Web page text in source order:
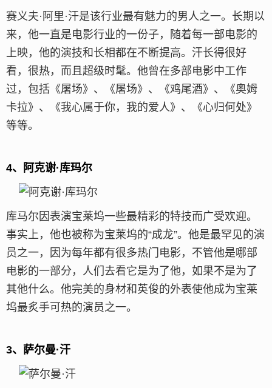
赛义夫·阿里·汗是该行业最有魅力的男人之一。长期以
来，他一直是电影行业的一份子，随着每一部电影的
上映，他的演技和长相都在不断提高。汗长得很好
看，很热，而且超级时髦。他曾在多部电影中工作
过，包括《屠场》、《屠场》、《鸡尾酒》、《奥姆
卡拉》、《我心属于你，我的爱人》、《心归何处》
等等。
4、阿克谢·库玛尔
库马尔因表演宝莱坞一些最精彩的特技而广受欢迎。
事实上，他也被称为宝莱坞的“成龙”。他是最罕见的演
员之一，因为每年都有很多热门电影，不管他是哪部
电影的一部分，人们去看它是为了他，如果不是为了
其他什么。他完美的身材和英俊的外表使他成为宝莱
坞最炙手可热的演员之一。
3、萨尔曼·汗